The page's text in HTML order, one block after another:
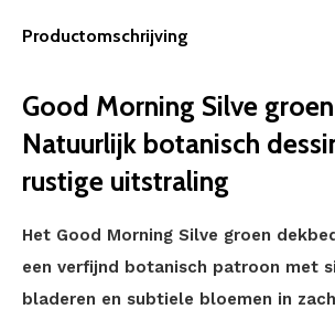
Productomschrijving
Good Morning Silve
Natuurlijk botanisch
rustige uitstraling
Het Good Morning Silve groen
een verfijnd botanisch patroon met
bladeren en subtiele bloemen in